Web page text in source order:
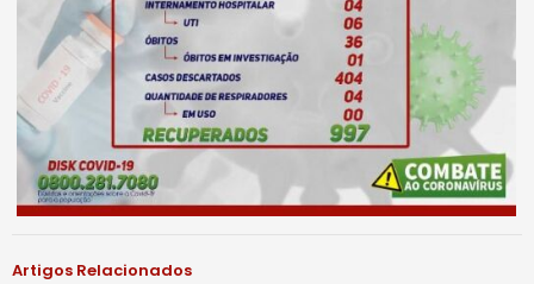
Artigos Relacionados